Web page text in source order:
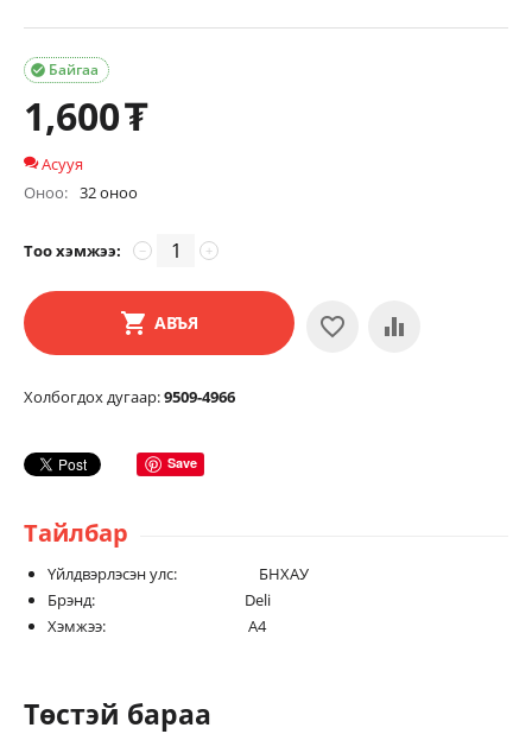
Байгаа

1,600₮
Асууя
Оноо: 32 оноо
Тоо хэмжээ: +
−
АВЪЯ
Холбогдох дугаар:9509-4966
Save
Тайлбар
Үйлдвэрлэсэн улс: БНХАУ
Брэнд: Deli
Хэмжээ: А4
Төстэй бараа